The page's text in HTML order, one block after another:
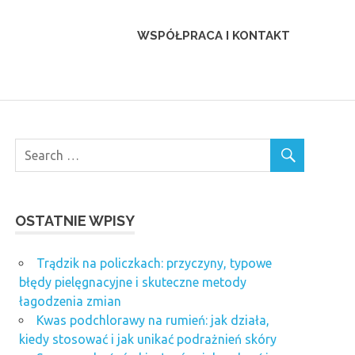
WSPÓŁPRACA I KONTAKT
OSTATNIE WPISY
Trądzik na policzkach: przyczyny, typowe
błędy pielęgnacyjne i skuteczne metody
łagodzenia zmian
Kwas podchlorawy na rumień: jak działa,
kiedy stosować i jak unikać podrażnień skóry